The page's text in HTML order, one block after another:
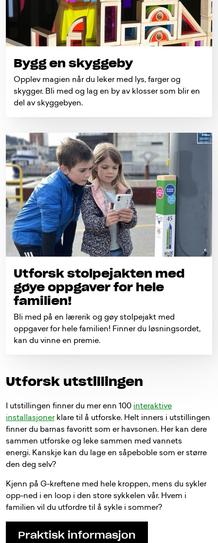
Bygg en skyggeby
Opplev magien når du leker med lys, farger og
skygger. Bli med og lag en by av klosser som blir en
del av skyggebyen.
Utforsk stolpejakten med
gøye oppgaver for hele
familien!
Bli med på en lærerik og gøy stolpejakt med
oppgaver for hele familien! Finner du løsningsordet,
kan du vinne en premie.
Utforsk utstillingen
I utstillingen finner du mer enn 100 interaktive
installasjonerklare til å utforske. Helt inners i utstillingen
finner du barnas favoritt som er havsonen. Her kan dere
sammen utforske og leke sammen med vannets
energi. Kanskje kan du lage en såpeboble som er større
den deg selv?
Kjenn på G-kreftene med hele kroppen, mens du sykler
opp-ned i en loop i den store sykkelen vår. Hvem i
familien vil du utfordre til å sykle i sommer?
Praktisk informasjon